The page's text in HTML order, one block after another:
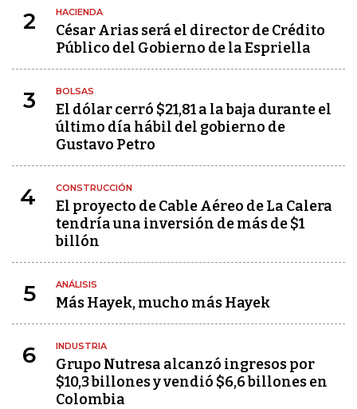
2 HACIENDA
César Arias será el director de Crédito
Público del Gobierno de la Espriella
3 BOLSAS
El dólar cerró $21,81 a la baja durante el
último día hábil del gobierno de
Gustavo Petro
4 CONSTRUCCIÓN
El proyecto de Cable Aéreo de La Calera
tendría una inversión de más de $1
billón
5 ANÁLISIS
Más Hayek, mucho más Hayek
6 INDUSTRIA
Grupo Nutresa alcanzó ingresos por
$10,3 billones y vendió $6,6 billones en
Colombia